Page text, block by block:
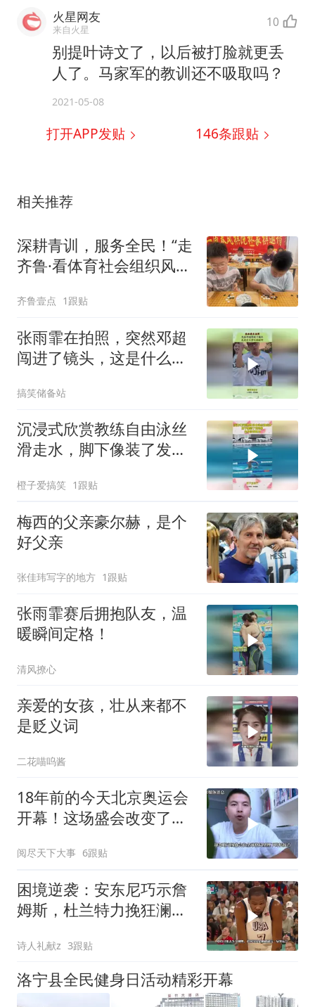
火星网友
来自火星 10
别提叶诗文了，以后被打脸就更丢
人了。马家军的教训还不吸取吗？
2021-05-08
打开APP发贴 146条跟贴
相关推荐
深耕青训，服务全民！“走
齐鲁·看体育社会组织风
齐鲁壹点 1跟贴
张雨霏在拍照，突然邓超
闯进了镜头，这是什么梦
搞笑储备站
沉浸式欣赏教练自由泳丝
滑走水，脚下像装了发动
橙子爱搞笑 1跟贴
梅西的父亲豪尔赫，是个
好父亲
张佳玮写字的地方 1跟贴
张雨霏赛后拥抱队友，温
暖瞬间定格！
清风撩心
亲爱的女孩，壮从来都不
是贬义词
二花喵呜酱
18年前的今天北京奥运会
开幕！这场盛会改变了什
阅尽天下大事 6跟贴
困境逆袭：安东尼巧示詹
姆斯，杜兰特力挽狂澜美
诗人礼献z 3跟贴
洛宁县全民健身日活动精彩开幕